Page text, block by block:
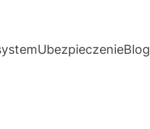
UbezpieczenieBlog